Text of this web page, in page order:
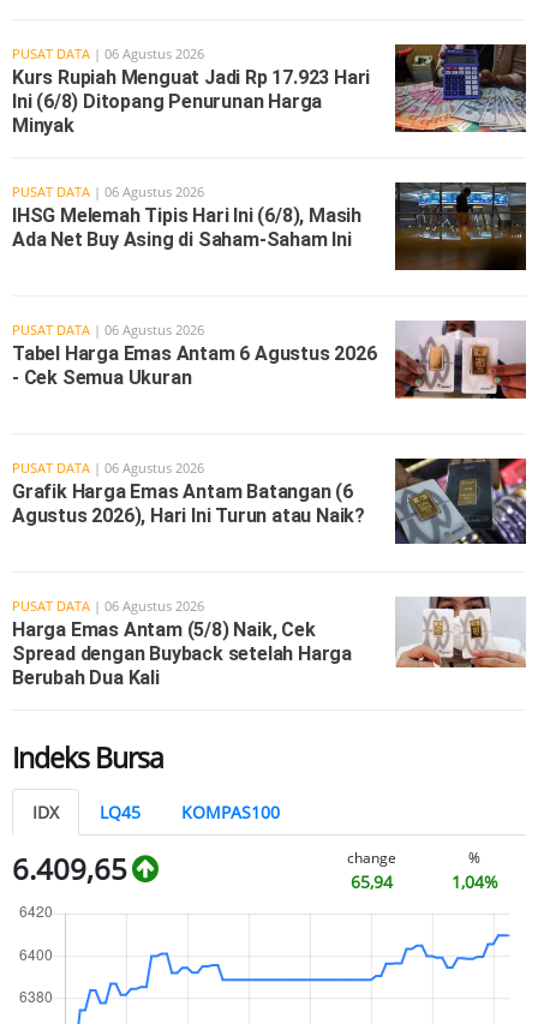
PUSAT DATA | 06 Agustus 2026
Kurs Rupiah Menguat Jadi Rp 17.923 Hari
Ini (6/8) Ditopang Penurunan Harga
Minyak
PUSAT DATA | 06 Agustus 2026
IHSG Melemah Tipis Hari Ini (6/8), Masih
Ada Net Buy Asing di Saham-Saham Ini
PUSAT DATA | 06 Agustus 2026
Tabel Harga Emas Antam 6 Agustus 2026
- Cek Semua Ukuran
PUSAT DATA | 06 Agustus 2026
Grafik Harga Emas Antam Batangan (6
Agustus 2026), Hari Ini Turun atau Naik?
PUSAT DATA | 06 Agustus 2026
Harga Emas Antam (5/8) Naik, Cek
Spread dengan Buyback setelah Harga
Berubah Dua Kali
Indeks Bursa
IDX LQ45 KOMPAS100
6.409,65 change
65,94
%
1,04%